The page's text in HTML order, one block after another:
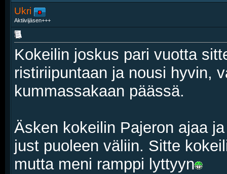
Ukri
Aktiivijäsen+++
Kokeilin joskus pari vuotta
ristiriipuntaan ja nousi hyvin,
kummassakaan päässä.
Äsken kokeilin Pajeron ajaa
just puoleen väliin. Sitte
mutta meni ramppi lyttyyn